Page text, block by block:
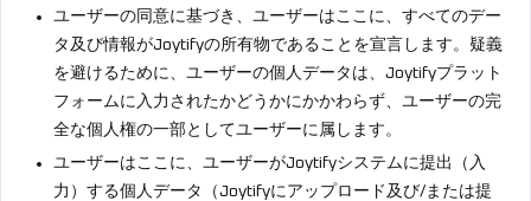
ユーザーの同意に基づき、ユーザーはここに、すべてのデー
タ及び情報がJoytifyの所有物であることを宣言します。疑義
を避けるために、ユーザーの個人データは、Joytifyプラット
フォームに入力されたかどうかにかかわらず、ユーザーの完
全な個人権の一部としてユーザーに属します。
ユーザーはここに、ユーザーがJoytifyシステムに提出（入
力）する個人データ（Joytifyにアップロード及び/または提